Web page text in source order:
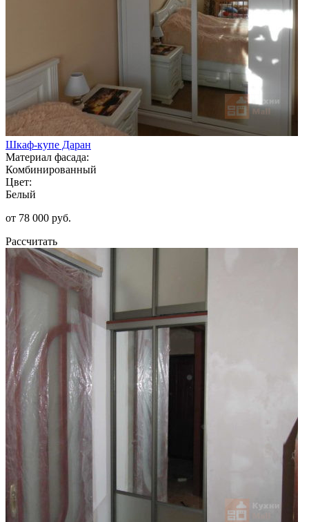
Шкаф-купе Даран
Материал фасада:
Комбинированный
Цвет:
Белый
от 78 000 руб.
Рассчитать